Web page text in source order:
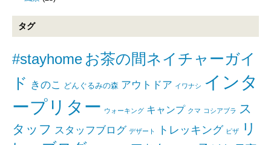
タグ
#stayhome お茶の間ネイチャーガイ
ド きのこ どんぐるみの森 アウトドア イワナシ インタ
ープリター ウォーキング キャンプ クマ コシアブラ
ス
タッフ スタッフブログ デザート トレッキング ピザ
リ